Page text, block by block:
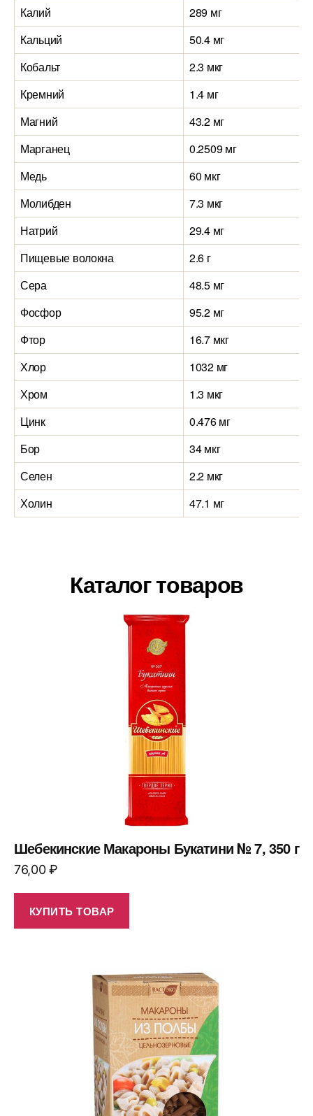
Калий
289 мг
Кальций
50.4 мг
Кобальт
2.3 мкг
Кремний
1.4 мг
Магний
43.2 мг
Марганец
0.2509 мг
Медь
60 мкг
Молибден
7.3 мкг
Натрий
29.4 мг
Пищевые волокна
2.6 г
Сера
48.5 мг
Фосфор
95.2 мг
Фтор
16.7 мкг
Хлор
1032 мг
Хром
1.3 мкг
Цинк
0.476 мг
Бор
34 мкг
Селен
2.2 мкг
Холин
47.1 мг
Каталог товаров
Шебекинские Макароны Букатини № 7, 350 г
76,00₽
КУПИТЬ ТОВАР